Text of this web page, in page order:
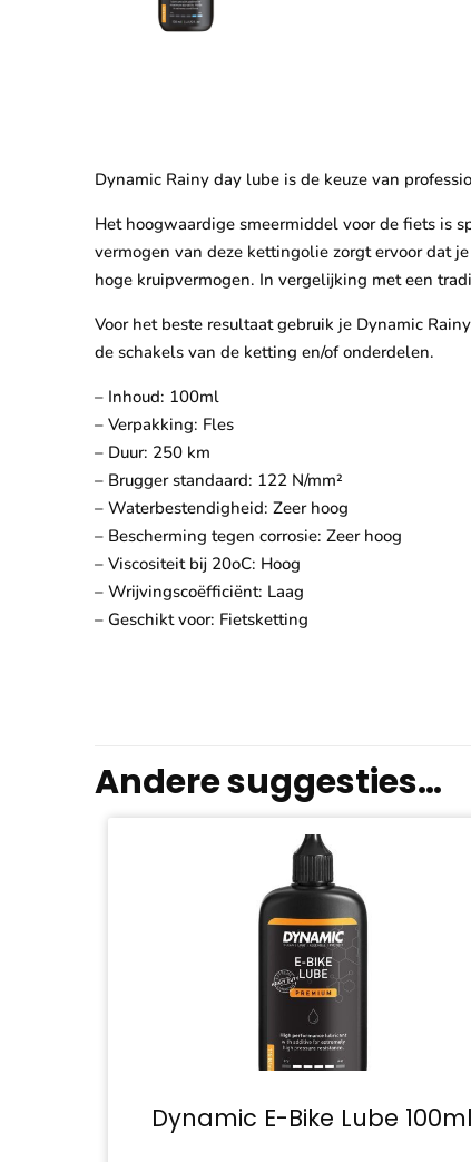
Dynamic Rainy day lube is de keuze van
Het hoogwaardige smeermiddel voor de fiets is
vermogen van deze kettingolie zorgt ervoor dat
hoge kruipvermogen. In vergelijking met een
Voor het beste resultaat gebruik je Dynamic
de schakels van de ketting en/of onderdelen.
– Inhoud: 100ml
– Verpakking: Fles
– Duur: 250 km
– Brugger standaard: 122 N/mm²
– Waterbestendigheid: Zeer hoog
– Bescherming tegen corrosie: Zeer hoog
– Viscositeit bij 20oC: Hoog
– Wrijvingscoëfficiënt: Laag
– Geschikt voor: Fietsketting
Andere suggesties…
Dynamic E-Bike Lube 100ml